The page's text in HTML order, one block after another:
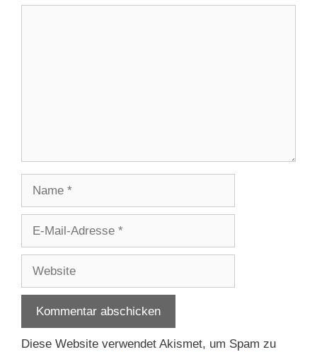
Adresse
Diese Website verwendet Akismet, um Spam zu